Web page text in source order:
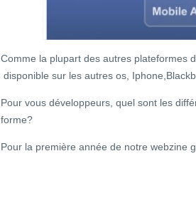
Comme la plupart des autres plateformes
disponible sur les autres os,
Pour vous développeurs, quel sont les
forme?
Pour la première année de notre webzine